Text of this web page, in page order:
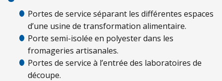
Portes de service séparant les différentes espaces
d’une usine de transformation alimentaire.
Porte semi-isolée en polyester dans les
fromageries artisanales.
Portes de service à l’entrée des laboratoires de
découpe.